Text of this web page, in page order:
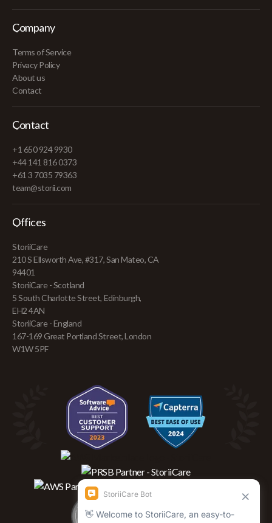
Company
Terms of Service
Privacy Policy
About us
Contact
Contact
+1 650 924 9930
+44 141 816 0373
+61 3 7035 79363
team@storii.com
Offices
StoriiCare
210 S Ellsworth Ave, #317, San Mateo, CA
94401
StoriiCare - Scotland
5 South Charlotte Street, Edinburgh,
EH2 4AN
StoriiCare - England
167-169 Great Portland Street, London
W1W 5PF